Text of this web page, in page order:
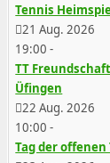
Tennis
21 Aug. 2026
19:00 -
TT
Üfingen
22 Aug. 2026
10:00 -
Tag der offenen